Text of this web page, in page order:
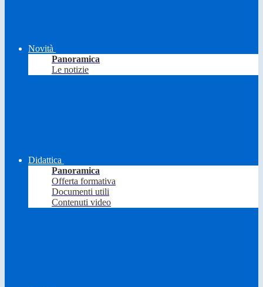
Novità
Panoramica
Le notizie
Didattica
Panoramica
Offerta formativa
Documenti utili
Contenuti video